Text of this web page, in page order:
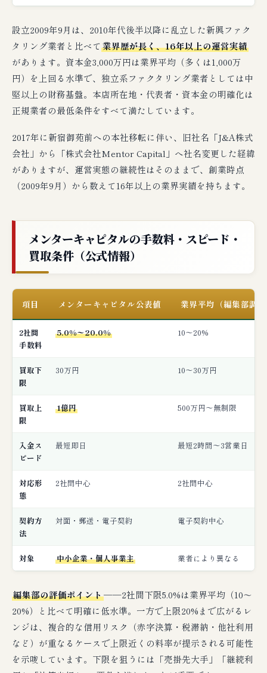
設立2009年9月は、2010年代後半以降に乱立した新興ファク
タリング業者と比べて業界歴が長く、16年以上の運営実績
があります。資本金3,000万円は業界平均（多くは1,000万
円）を上回る水準で、独立系ファクタリング業者としては中
堅以上の財務基盤。本店所在地・代表者・資本金の明確化は
正規業者の最低条件をすべて満たしています。
2017年に新宿御苑前への本社移転に伴い、旧社名「J&A株式
会社」から「株式会社Mentor Capital」へ社名変更した経緯
がありますが、運営実態の継続性はそのままで、創業時点
（2009年9月）から数えて16年以上の業界実績を持ちます。
メンターキャピタルの手数料・スピード・
買取条件（公式情報）
項目 メンターキャピタル公表値 業界平均（編集部調
2社間
手数料
5.0%〜20.0% 10〜20%
買取下
限
30万円 10〜30万円
買取上
限
1億円 500万円〜無制限
入金ス
ピード
最短即日 最短2時間〜3営業日
対応形
態
2社間中心 2社間中心
契約方
法
対面・郵送・電子契約 電子契約中心
対象 中小企業・個人事業主 業者により異なる
編集部の評価ポイント──2社間下限5.0%は業界平均（10〜
20%）と比べて明確に低水準。一方で上限20%まで広がるレ
ンジは、複合的な信用リスク（赤字決算・税滞納・他社利用
など）が重なるケースで上限近くの料率が提示される可能性
を示唆しています。下限を狙うには「売掛先大手」「継続利